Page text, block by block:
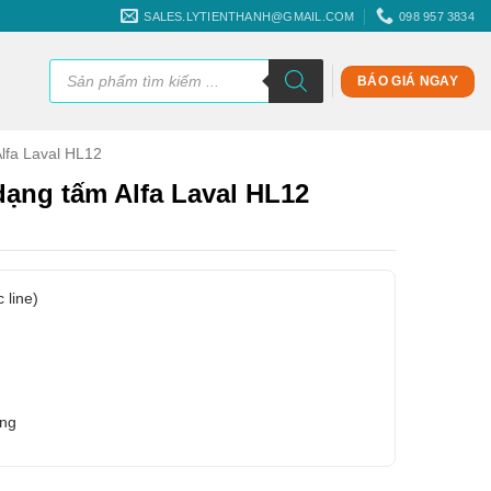
SALES.LYTIENTHANH@GMAIL.COM 098 957 3834
Tìm
kiếm
sản
phẩm
BÁO GIÁ NGAY
Laval HL12
tấm Alfa Laval HL12
line)